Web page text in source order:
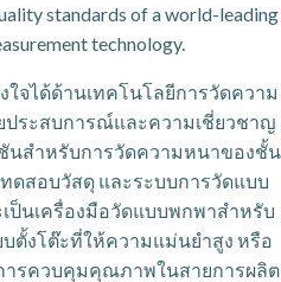
standards of a world-leading
technology.
จได้ด้านเทคโนโลยีการวัดความ
ประสบการณ์และความเชี่ยวชาญ
นสำหรับการวัดความหนาของชั้น
ดสอบวัสดุ และระบบการวัดแบบ
ป็นเครื่องมือวัดแบบพกพาสำหรับ
ตั้งโต๊ะที่ให้ความแม่นยำสูง หรือ
ารควบคุมคุณภาพในสายการผลิต